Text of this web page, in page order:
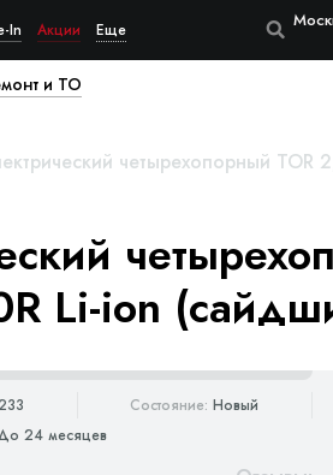
In Акции Еще
и ТО
четырехопорный TOR
Li-ion
Состояние:Новый
24 месяцев